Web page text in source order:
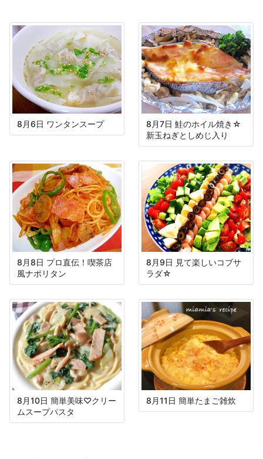
8月6日 ワンタンスープ
8月7日 鮭のホイル焼き☆
新玉ねぎとしめじ入り
8月8日 プロ直伝！喫茶店
風ナポリタン
8月9日 見て楽しいコブサ
ラダ☆
8月10日 簡単美味♡クリー
ムスープパスタ
8月11日 簡単たまご雑炊